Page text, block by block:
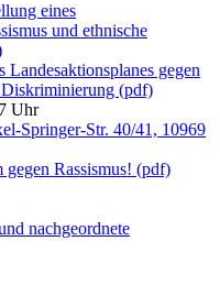
eines
und ethnische
Landesaktionsplanes gegen
Diskriminierung (pdf)
Uhr
Springer-Str. 40/41, 10969
Rassismus! (pdf)
nachgeordnete